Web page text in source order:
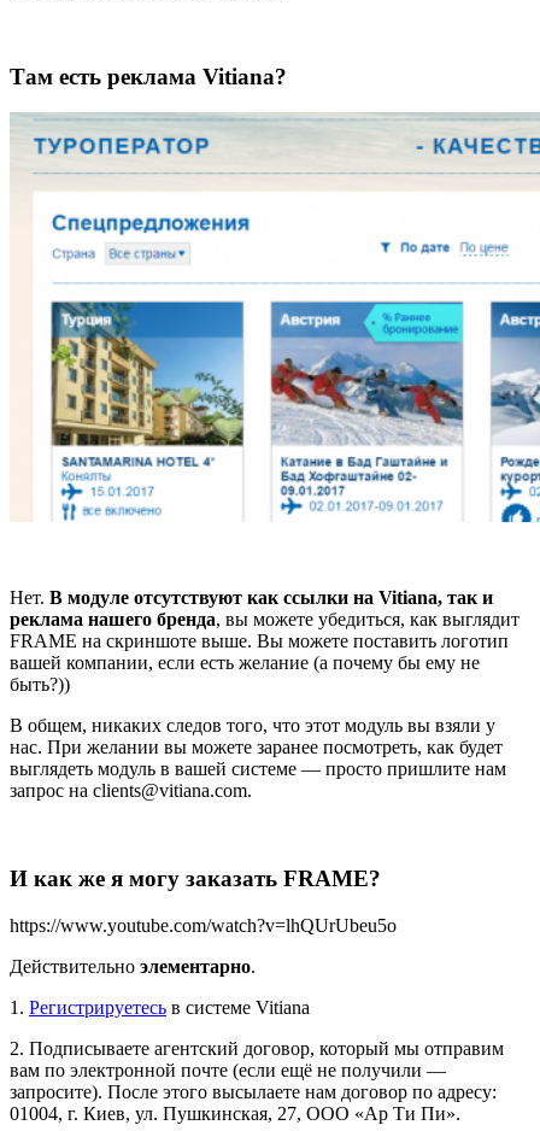
Там есть реклама Vitiana?
Нет. В модуле отсутствуют как ссылки на Vitiana, так и
реклама нашего бренда, вы можете убедиться, как выглядит
FRAME на скриншоте выше. Вы можете поставить логотип
вашей компании, если есть желание (а почему бы ему не
быть?))
В общем, никаких следов того, что этот модуль вы взяли у
нас. При желании вы можете заранее посмотреть, как будет
выглядеть модуль в вашей системе — просто пришлите нам
запрос на clients@vitiana.com.
И как же я могу заказать FRAME?
https://www.youtube.com/watch?v=lhQUrUbeu5o
Действительно элементарно.
1. Регистрируетесь в системе Vitiana
2. Подписываете агентский договор, который мы отправим
вам по электронной почте (если ещё не получили —
запросите). После этого высылаете нам договор по адресу:
01004, г. Киев, ул. Пушкинская, 27, ООО «Ар Ти Пи».